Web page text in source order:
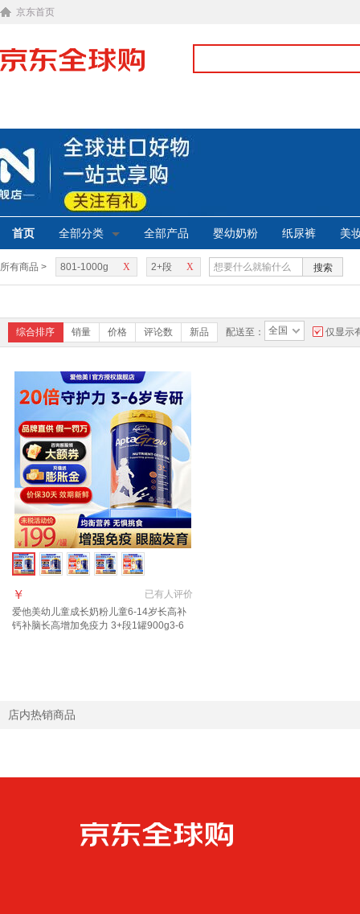
京东首页
首页 全部分类 全部产品 婴幼奶粉 纸尿裤 美
所有商品 > X
801-1000g X
2+段 搜索
综合排序 销量 价格 评论数 新品 配送至： 全国 仅显示
已有人评价
￥
爱他美幼儿童成长奶粉儿童6-14岁长高补
钙补脑长高增加免疫力 3+段1罐900g3-6
店内热销商品